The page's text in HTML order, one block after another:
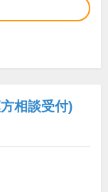
相談受付)